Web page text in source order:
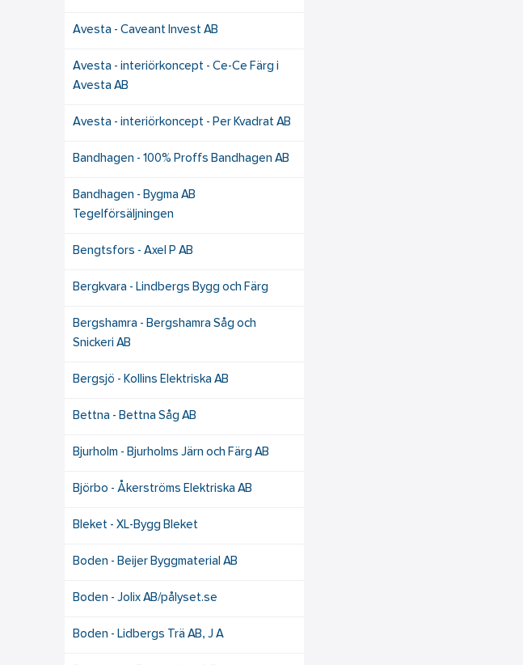
Avesta - Caveant Invest AB
Avesta - interiörkoncept - Ce-Ce Färg i
Avesta AB
Avesta - interiörkoncept - Per Kvadrat AB
Bandhagen - 100% Proffs Bandhagen AB
Bandhagen - Bygma AB
Tegelförsäljningen
Bengtsfors - Axel P AB
Bergkvara - Lindbergs Bygg och Färg
Bergshamra - Bergshamra Såg och
Snickeri AB
Bergsjö - Kollins Elektriska AB
Bettna - Bettna Såg AB
Bjurholm - Bjurholms Järn och Färg AB
Björbo - Åkerströms Elektriska AB
Bleket - XL-Bygg Bleket
Boden - Beijer Byggmaterial AB
Boden - Jolix AB/pålyset.se
Boden - Lidbergs Trä AB, J A